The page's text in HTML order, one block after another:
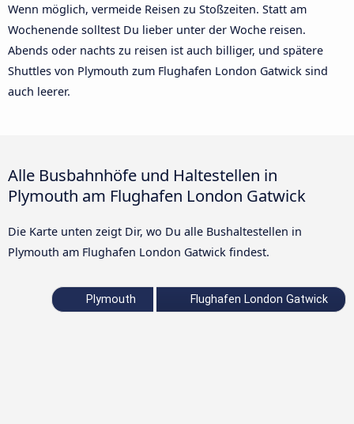
Wenn möglich, vermeide Reisen zu Stoßzeiten. Statt am
Wochenende solltest Du lieber unter der Woche reisen.
Abends oder nachts zu reisen ist auch billiger, und spätere
Shuttles von Plymouth zum Flughafen London Gatwick sind
auch leerer.
Alle Busbahnhöfe und Haltestellen in
Plymouth am Flughafen London Gatwick
Die Karte unten zeigt Dir, wo Du alle Bushaltestellen in
Plymouth am Flughafen London Gatwick findest.
Plymouth Flughafen London Gatwick